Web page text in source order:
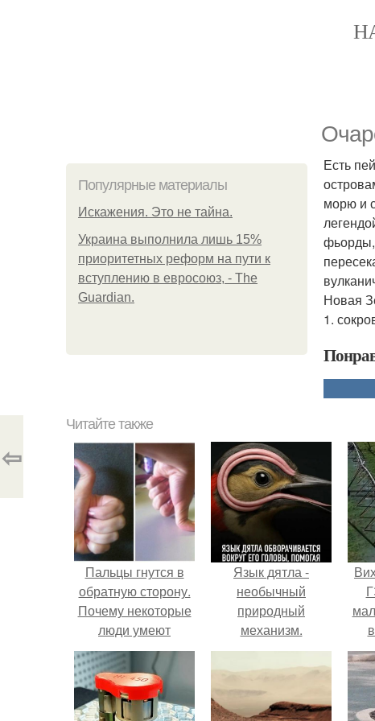
Популярные материалы
Искажения. Это не тайна.
Украина выполнила лишь 15%
приоритетных реформ на пути к
вступлению в евросоюз, - The
Guardian.
Есть
морю и
Новая
1.
⇦
Читайте также
Пальцы гнутся в
обратную сторону.
Почему некоторые
люди умеют
выгибать палец в
обратную сторону?
Язык дятла -
необычный
природный
механизм.